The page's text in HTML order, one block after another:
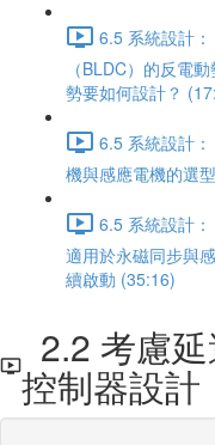
6.5 系統設計
（BLDC）的反電
勢要如何設計？
6.5 系統設計
機與感應電機的選
6.5 系統設計
適用於永磁同步與
續啟動 (35:16)
2.2 考慮延
控制器設計